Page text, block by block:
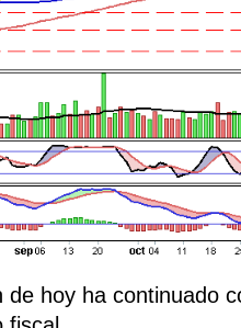
de hoy ha continuado